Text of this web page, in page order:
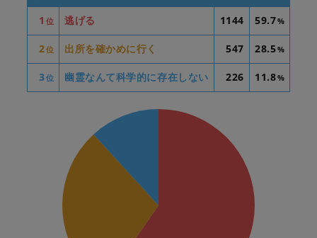
1 位 逃げる 1144 59.7%
2位 出所を確かめに行く 547 28.5%
3位 幽霊なんて科学的に存在しない 226 11.8%